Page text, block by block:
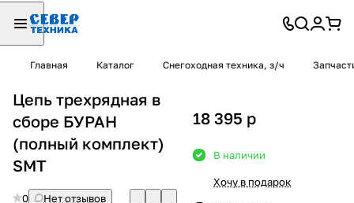
Главная Каталог Снегоходная техника, з/ч
Цепь трехрядная в
сборе БУРАН
(полный комплект)
SMT
0 Нет отзывов
18 395 p
В наличии
Хочу в подарок